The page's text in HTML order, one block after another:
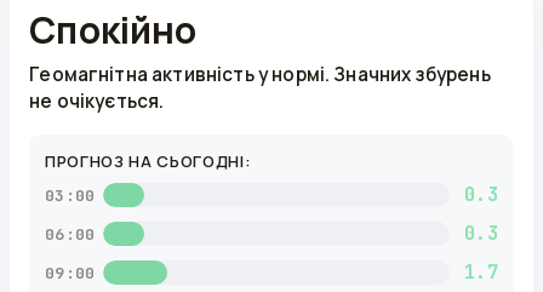
Спокійно
Геомагнітна активність у нормі. Значних збурень
не очікується.
ПРОГНОЗ НА СЬОГОДНІ:
03:00 0.3
06:00 0.3
09:00 1.7